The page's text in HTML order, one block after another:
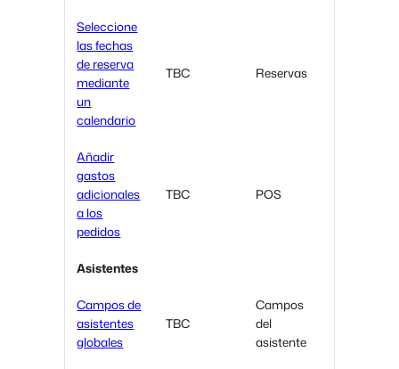
Seleccione
las fechas
de reserva
mediante
un
calendario
TBC Reservas
Añadir
gastos
adicionales
a los
pedidos
TBC POS
Asistentes
Campos de
asistentes
globales
TBC
Campos
del
asistente